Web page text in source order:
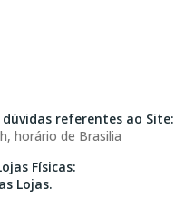
referentes ao Site:
horário de Brasilia
Físicas:
Lojas.